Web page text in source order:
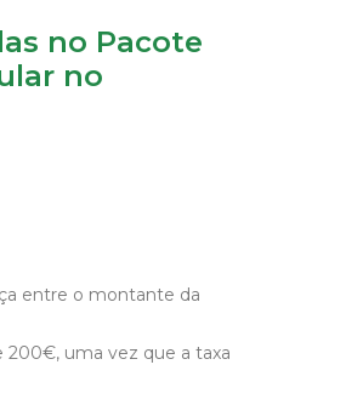
no Pacote
no
entre o montante da
uma vez que a taxa